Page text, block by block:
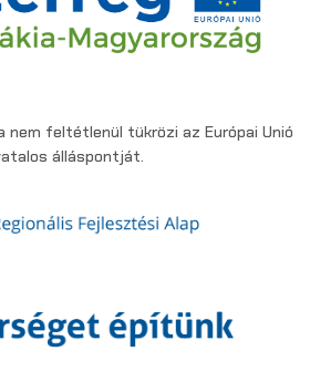
nem feltétlenül tükrözi az Európai Unió
álláspontját.